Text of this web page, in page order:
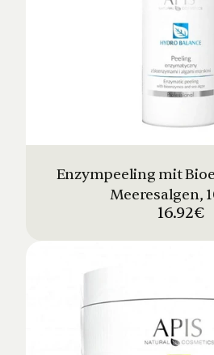
Enzympeeling mit
Meeresalgen,
16.92€